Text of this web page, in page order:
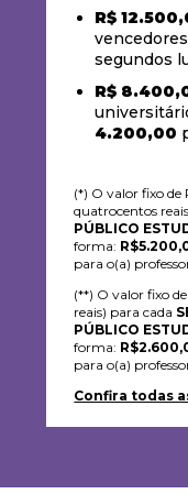
R$
segundos
R$
4.200,00
(*) O valor fixo
quatrocentos
PÚBLICO
forma:
para o(a)
(**) O valor fixo
reais) para cada
PÚBLICO
forma:
para o(a)
Confira todas